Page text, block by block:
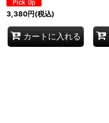
3,380円(税込)
カートに入れる